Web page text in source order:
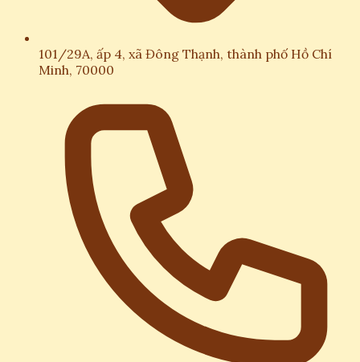
101/29A, ấp 4, xã Đông Thạnh, thành phố Hồ Chí
Minh, 70000